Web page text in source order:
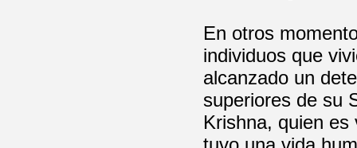
En otros
individuos que
alcanzado un
superiores de su
Krishna, quien